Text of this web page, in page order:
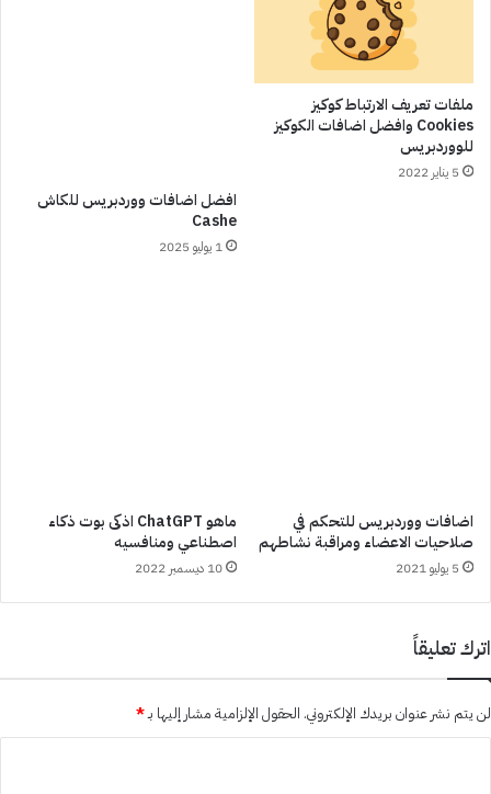
ملفات تعريف الارتباط كوكيز
Cookies وافضل اضافات الكوكيز
للووردبريس
5 يناير 2022
افضل اضافات ووردبريس للكاش
Cashe
1 يوليو 2025
اضافات ووردبريس للتحكم في
صلاحيات الاعضاء ومراقبة نشاطهم
5 يوليو 2021
ماهو ChatGPT اذكى بوت ذكاء
اصطناعي ومنافسيه
10 ديسمبر 2022
اترك تعليقاً
لن يتم نشر عنوان بريدك الإلكتروني. الحقول الإلزامية مشار إليها بـ*